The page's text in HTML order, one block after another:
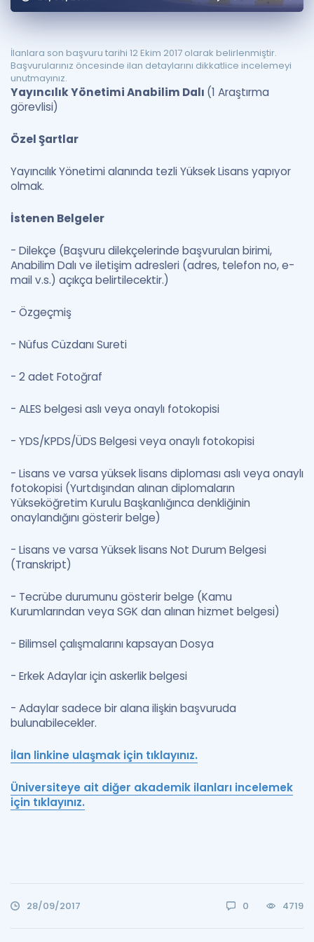
Puan Hesaplama
ÖSYM Sınav Takvimi
Kampanyalar
Blog
İngilizce Gramer
İlanlara son başvuru tarihi 12 Ekim 2017 olarak belirlenmiştir.
Başvurularınız öncesinde ilan detaylarını dikkatlice incelemeyi
unutmayınız.
Yayıncılık Yönetimi Anabilim Dalı (1 Araştırma
görevlisi)
Özel Şartlar
Yayıncılık Yönetimi alanında tezli Yüksek Lisans yapıyor
olmak.
İstenen Belgeler
- Dilekçe (Başvuru dilekçelerinde başvurulan birimi,
Anabilim Dalı ve iletişim adresleri (adres, telefon no, e-
mail v.s.) açıkça belirtilecektir.)
- Özgeçmiş
- Nüfus Cüzdanı Sureti
- 2 adet Fotoğraf
- ALES belgesi aslı veya onaylı fotokopisi
- YDS/KPDS/ÜDS Belgesi veya onaylı fotokopisi
- Lisans ve varsa yüksek lisans diploması aslı veya onaylı
fotokopisi (Yurtdışından alınan diplomaların
Yükseköğretim Kurulu Başkanlığınca denkliğinin
onaylandığını gösterir belge)
- Lisans ve varsa Yüksek lisans Not Durum Belgesi
(Transkript)
- Tecrübe durumunu gösterir belge (Kamu
Kurumlarından veya SGK dan alınan hizmet belgesi)
- Bilimsel çalışmalarını kapsayan Dosya
- Erkek Adaylar için askerlik belgesi
- Adaylar sadece bir alana ilişkin başvuruda
bulunabilecekler.
İlan linkine ulaşmak için tıklayınız.
Üniversiteye ait diğer akademik ilanları incelemek
için tıklayınız.
28/09/2017 0 4719